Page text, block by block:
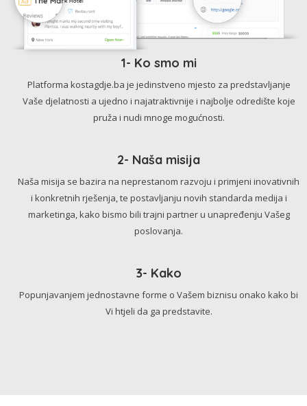
1- Ko smo mi
Platforma kostagdje.ba je jedinstveno mjesto za predstavljanje
Vaše djelatnosti a ujedno i najatraktivnije i najbolje odredište koje
pruža i nudi mnoge mogućnosti.
2- Naša misija
Naša misija se bazira na neprestanom razvoju i primjeni inovativnih
i konkretnih rješenja, te postavljanju novih standarda medija i
marketinga, kako bismo bili trajni partner u unapređenju Vašeg
poslovanja.
3- Kako
Popunjavanjem jednostavne forme o Vašem biznisu onako kako bi
Vi htjeli da ga predstavite.